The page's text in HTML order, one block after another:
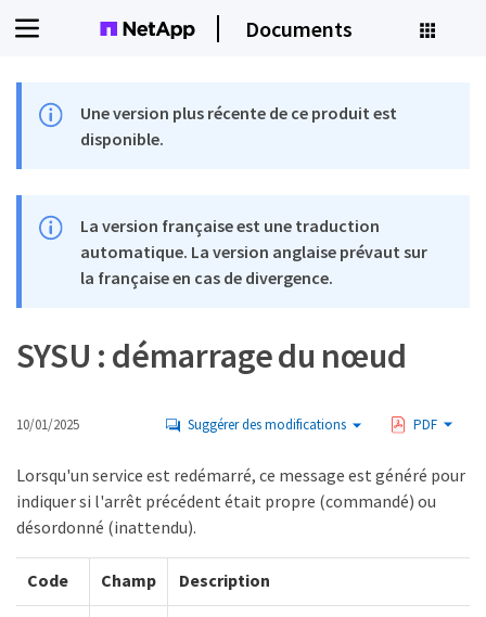
Documents
Une version plus récente de ce produit est
disponible.
La version française est une traduction
automatique. La version anglaise prévaut sur
la française en cas de divergence.
SYSU : démarrage du nœud
10/01/2025 Suggérer des modifications PDF
Lorsqu'un service est redémarré, ce message est généré pour
indiquer si l'arrêt précédent était propre (commandé) ou
désordonné (inattendu).
Code Champ Description